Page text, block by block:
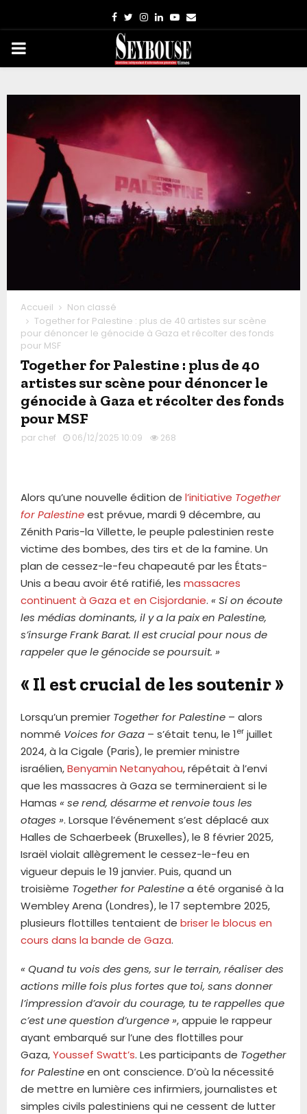
Facebook
TwitterInstagram
LinkedinYoutube
Email
PRIMARY
Accueil
Non classé
Together for Palestine : plus de 40 artistes sur scène
pour dénoncer le génocide à Gaza et récolter des fonds
pour MSF
Together for Palestine : plus de 40
artistes sur scène pour dénoncer le
génocide à Gaza et récolter des fonds
pour MSF
par chef 06/12/2025 10:09 268
Alors qu’une nouvelle édition de l’initiative Together
for Palestineest prévue, mardi 9 décembre, au
Zénith Paris-la Villette, le peuple palestinien reste
victime des bombes, des tirs et de la famine. Un
plan de cessez-le-feu chapeauté par les États-
Unis a beau avoir été ratifié, les massacres
continuent à Gaza et en Cisjordanie. « Si on écoute
les médias dominants, il y a la paix en Palestine,
s’insurge Frank Barat. Il est crucial pour nous de
rappeler que le génocide se poursuit. »
« Il est crucial de les soutenir »
Lorsqu’un premier Together for Palestine – alors
nommé Voices for Gaza – s’était tenu, le 1er juillet
2024, à la Cigale (Paris), le premier ministre
israélien,Benyamin Netanyahou, répétait à l’envi
que les massacres à Gaza se termineraient si le
Hamas « se rend, désarme et renvoie tous les
otages ». Lorsque l’événement s’est déplacé aux
Halles de Schaerbeek (Bruxelles), le 8 février 2025,
Israël violait allègrement le cessez-le-feu en
vigueur depuis le 19 janvier. Puis, quand un
troisième Together for Palestinea été organisé à la
Wembley Arena (Londres), le 17 septembre 2025,
plusieurs flottilles tentaient de briser le blocus en
cours dans la bande de Gaza.
« Quand tu vois des gens, sur le terrain, réaliser des
actions mille fois plus fortes que toi, sans donner
l’impression d’avoir du courage, tu te rappelles que
c’est une question d’urgence », appuie le rappeur
ayant embarqué sur l’une des flottilles pour
Gaza,Youssef Swatt’s. Les participants de Together
for Palestineen ont conscience. D’où la nécessité
de mettre en lumière ces infirmiers, journalistes et
simples civils palestiniens qui ne cessent de lutter